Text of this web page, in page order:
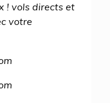
! vols directs et
votre